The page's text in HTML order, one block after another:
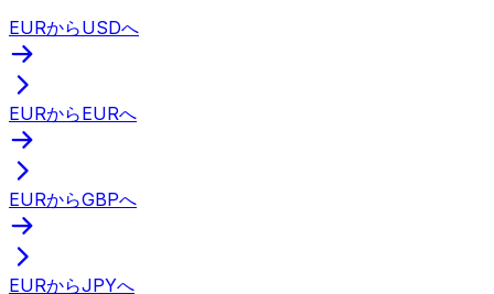
EURからUSDへ
EURからEURへ
EURからGBPへ
EURからJPYへ